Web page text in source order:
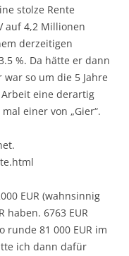
stolze Rente
auf 4,2 Millionen
derzeitigen
%. Da hätte er dann
so um die 5 Jahre
eine derartig
einer von „Gier“.
EUR (wahnsinnig
haben. 6763 EUR
runde 81 000 EUR im
ich dann dafür